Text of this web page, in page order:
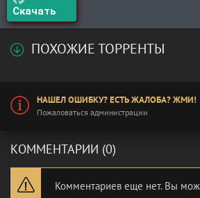
Скачать
ПОХОЖИЕ ТОРРЕНТЫ
НАШЕЛ ОШИБКУ? ЕСТЬ ЖАЛОБА? ЖМИ!
Пожаловаться администрации
КОММЕНТАРИИ (0)
Комментариев еще нет. Вы